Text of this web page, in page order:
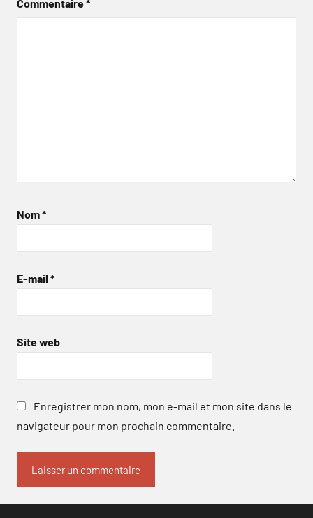
Commentaire*
Nom*
E-mail *
Site web
Enregistrer mon nom, mon e-mail et mon site dans le
navigateur pour mon prochain commentaire.